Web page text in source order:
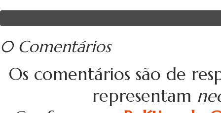
0 Comentários
Os comentários são de
representam